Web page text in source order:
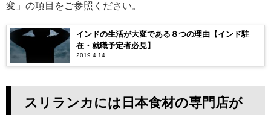
変」の項目をご参照ください。
インドの生活が大変である８つの理由【インド駐
在・就職予定者必見】
2019.4.14
スリランカには日本食材の専門店が